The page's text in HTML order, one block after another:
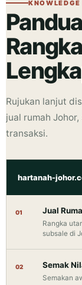
Rujukan lanjut
jual rumah Johor,
transaksi.
hartanah-
01 Jual
Rangka
subsale di
02 Semak
Semakan